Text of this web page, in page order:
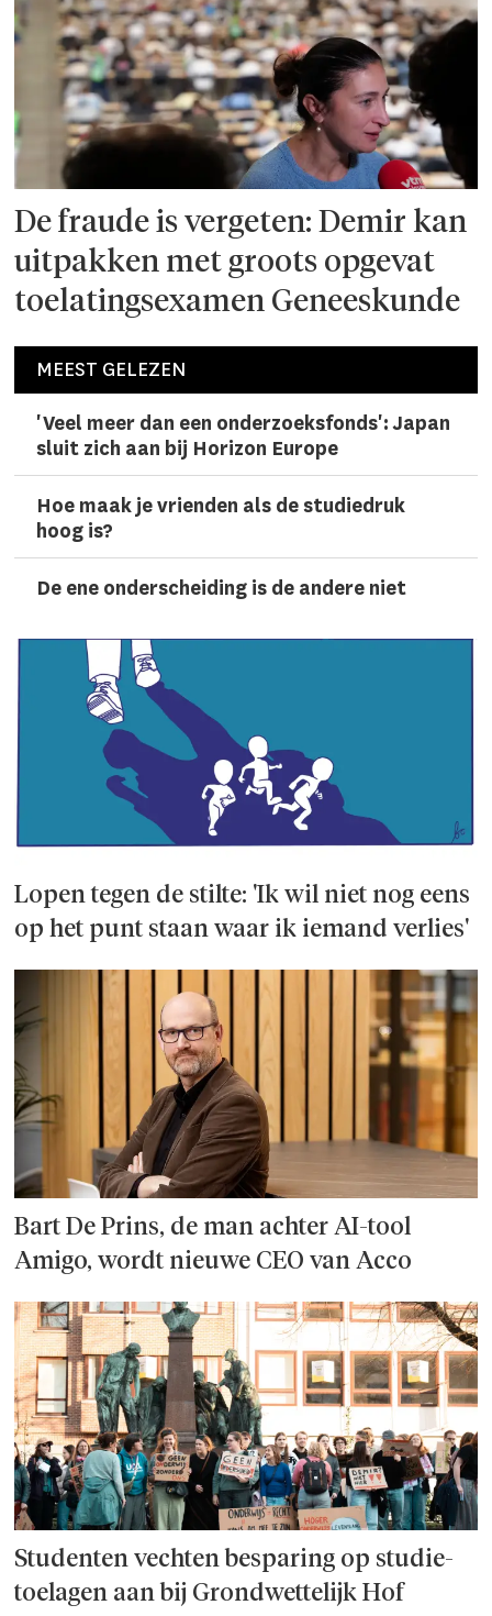
De fraude is vergeten: Demir kan
uitpakken met groots opgevat
toelatingsexamen Geneeskunde
MEEST GELEZEN
'Veel meer dan een onderzoeks­fonds': Japan
sluit zich aan bij Horizon Europe
Hoe maak je vrienden als de studiedruk
hoog is?
De ene onderscheiding is de andere niet
Lopen tegen de stilte: 'Ik wil niet nog eens
op het punt staan waar ik iemand verlies'
Bart De Prins, de man achter AI-tool
Amigo, wordt nieuwe CEO van Acco
Studenten vechten besparing op studie­
toelagen aan bij Grondwettelijk Hof